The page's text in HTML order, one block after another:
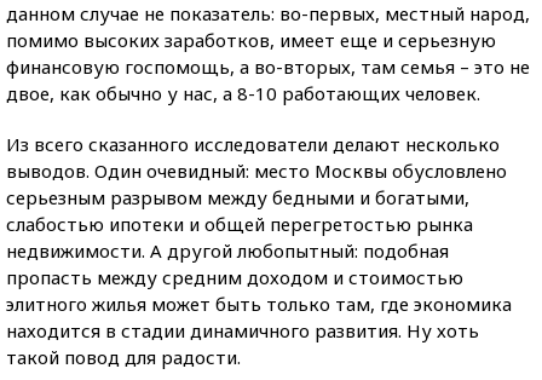
данном случае не показатель: во-первых, местный народ,
помимо высоких заработков, имеет еще и серьезную
финансовую госпомощь, а во-вторых, там семья – это не
двое, как обычно у нас, а 8-10 работающих человек.
Из всего сказанного исследователи делают несколько
выводов. Один очевидный: место Москвы обусловлено
серьезным разрывом между бедными и богатыми,
слабостью ипотеки и общей перегретостью рынка
недвижимости. А другой любопытный: подобная
пропасть между средним доходом и стоимостью
элитного жилья может быть только там, где экономика
находится в стадии динамичного развития. Ну хоть
такой повод для радости.